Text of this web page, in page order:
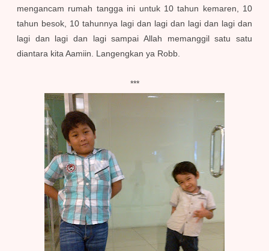
mengancam rumah tangga ini untuk 10 tahun kemaren, 10
tahun besok, 10 tahunnya lagi dan lagi dan lagi dan lagi dan
lagi dan lagi dan lagi sampai Allah memanggil satu satu
diantara kita Aamiin. Langengkan ya Robb.
***